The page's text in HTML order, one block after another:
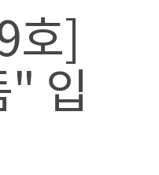
]
입